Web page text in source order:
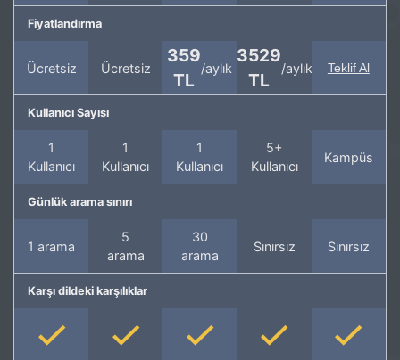
Fiyatlandırma
Ücretsiz Ücretsiz
359
TL
/aylık
3529
TL
/aylık Teklif Al
Kullanıcı Sayısı
1
Kullanıcı
1
Kullanıcı
1
Kullanıcı
5+
Kullanıcı
Kampüs
Günlük arama sınırı
1 arama
5
arama
30
arama
Sınırsız Sınırsız
Karşı dildeki karşılıklar